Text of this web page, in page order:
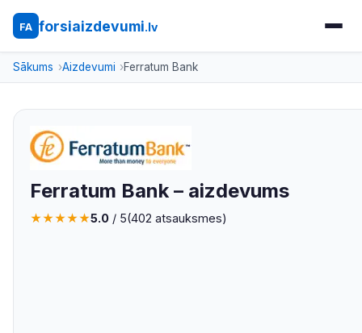
FA forsiaizdevumi.lv
Sākums Aizdevumi Ferratum Bank
Ferratum Bank – aizdevums
★★★★★5.0 / 5(402 atsauksmes)